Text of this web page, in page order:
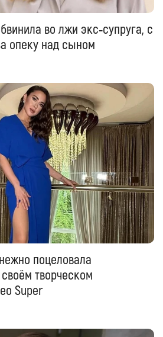
во лжи экс‑супруга, с
опеку над сыном
поцеловала
творческом
Super